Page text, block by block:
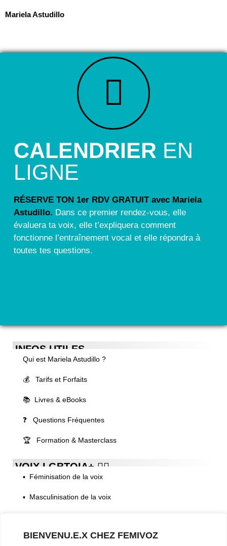
BIENVENU.E.X CHEZ FEMIVOZ
Mariela Astudillo
CALENDRIER EN
LIGNE
RÉSERVE TON 1er RDV GRATUIT avec Mariela
Astudillo. Dans ce premier rendez-vous, elle
évaluera ta voix, elle t’expliquera comment
fonctionne l’entraînement vocal et elle répondra à
toutes tes questions.
INFOS UTILES
Qui est Mariela Astudillo ?
💰 Tarifs et Forfaits
📚 Livres & eBooks
❓ Questions Fréquentes
🏆 Formation & Masterclass
VOIX LGBTQIA+ 🏳️‍🌈
▪️ Féminisation de la voix
▪️ Masculinisation de la voix
▪️ Dualisation de la voix